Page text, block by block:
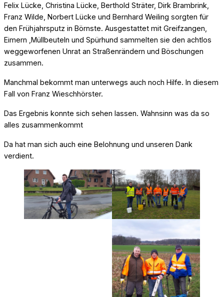
Felix Lücke, Christina Lücke, Berthold Sträter, Dirk Brambrink,
Franz Wilde, Norbert Lücke und Bernhard Weiling sorgten für
den Frühjahrsputz in Börnste. Ausgestattet mit Greifzangen,
Eimern ,Müllbeuteln und Spürhund sammelten sie den achtlos
weggeworfenen Unrat an Straßenrändern und Böschungen
zusammen.
Manchmal bekommt man unterwegs auch noch Hilfe. In diesem
Fall von Franz Wieschhörster.
Das Ergebnis konnte sich sehen lassen. Wahnsinn was da so
alles zusammenkommt
Da hat man sich auch eine Belohnung und unseren Dank
verdient.